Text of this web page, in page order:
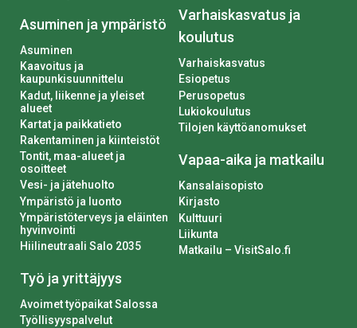
Asuminen ja ympäristö
Asuminen
Kaavoitus ja
kaupunkisuunnittelu
Kadut, liikenne ja yleiset
alueet
Kartat ja paikkatieto
Rakentaminen ja kiinteistöt
Tontit, maa-alueet ja
osoitteet
Vesi- ja jätehuolto
Ympäristö ja luonto
Ympäristöterveys ja eläinten
hyvinvointi
Hiilineutraali Salo 2035
Työ ja yrittäjyys
Avoimet työpaikat Salossa
Työllisyyspalvelut
Varhaiskasvatus ja
koulutus
Varhaiskasvatus
Esiopetus
Perusopetus
Lukiokoulutus
Tilojen käyttöanomukset
Vapaa-aika ja matkailu
Kansalaisopisto
Kirjasto
Kulttuuri
Liikunta
Matkailu – VisitSalo.fi